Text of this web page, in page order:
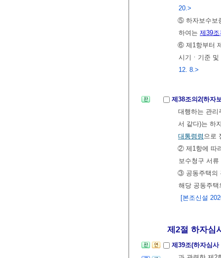
20.>
⑤ 하자보수보
하여는 제39조
⑥ 제1항부터
시기ㆍ기준
12. 8.>
제38조의2(하자
대행하는 관리
서 같다)는 하
대통령령 으로
② 제1항에 따
보수청구 서
③ 공동주택의
해당 공동주
[본조신설
제2절 하자심사
제39조(하자심